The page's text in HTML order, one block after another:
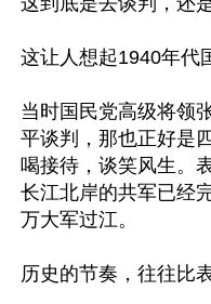
这让人想起1940年代
当时国民党高级将领
平谈判，那也正好是
喝接待，谈笑风生。
长江北岸的共军已经
万大军过江。
历史的节奏，往往比